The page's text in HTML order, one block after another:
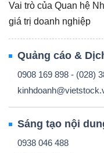
Vai trò của Quan hệ
giá trị doanh nghiệp
Quảng cáo &
0908 169 898 - (028)
Sáng tạo nội
0938 046 488
XUẤT
DỮ
Ngành
(-)
VS-